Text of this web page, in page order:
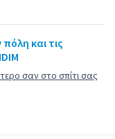
και τις
σαν στο σπίτι σας